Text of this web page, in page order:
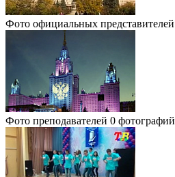
Фото официальных представителей
Фото преподавателей 0 фотографий